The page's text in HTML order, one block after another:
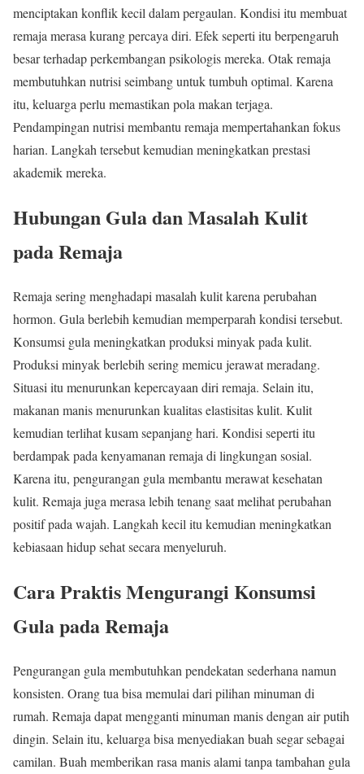
menciptakan konflik kecil dalam pergaulan. Kondisi itu membuat
remaja merasa kurang percaya diri. Efek seperti itu berpengaruh
besar terhadap perkembangan psikologis mereka. Otak remaja
membutuhkan nutrisi seimbang untuk tumbuh optimal. Karena
itu, keluarga perlu memastikan pola makan terjaga.
Pendampingan nutrisi membantu remaja mempertahankan fokus
harian. Langkah tersebut kemudian meningkatkan prestasi
akademik mereka.
Hubungan Gula dan Masalah Kulit
pada Remaja
Remaja sering menghadapi masalah kulit karena perubahan
hormon. Gula berlebih kemudian memperparah kondisi tersebut.
Konsumsi gula meningkatkan produksi minyak pada kulit.
Produksi minyak berlebih sering memicu jerawat meradang.
Situasi itu menurunkan kepercayaan diri remaja. Selain itu,
makanan manis menurunkan kualitas elastisitas kulit. Kulit
kemudian terlihat kusam sepanjang hari. Kondisi seperti itu
berdampak pada kenyamanan remaja di lingkungan sosial.
Karena itu, pengurangan gula membantu merawat kesehatan
kulit. Remaja juga merasa lebih tenang saat melihat perubahan
positif pada wajah. Langkah kecil itu kemudian meningkatkan
kebiasaan hidup sehat secara menyeluruh.
Cara Praktis Mengurangi Konsumsi
Gula pada Remaja
Pengurangan gula membutuhkan pendekatan sederhana namun
konsisten. Orang tua bisa memulai dari pilihan minuman di
rumah. Remaja dapat mengganti minuman manis dengan air putih
dingin. Selain itu, keluarga bisa menyediakan buah segar sebagai
camilan. Buah memberikan rasa manis alami tanpa tambahan gula